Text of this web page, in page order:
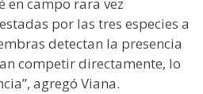
campo rara vez
por las tres especies a
detectan la presencia
competir directamente, lo
agregó Viana.